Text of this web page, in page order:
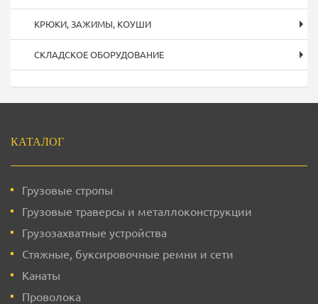
КРЮКИ, ЗАЖИМЫ, КОУШИ
СКЛАДСКОЕ ОБОРУДОВАНИЕ
КАТАЛОГ
Грузовые стропы
Грузовые траверсы и металлоконструкции
Грузозахватные устройства
Стяжные, буксировочные ремни и сети
Канаты
Проволока